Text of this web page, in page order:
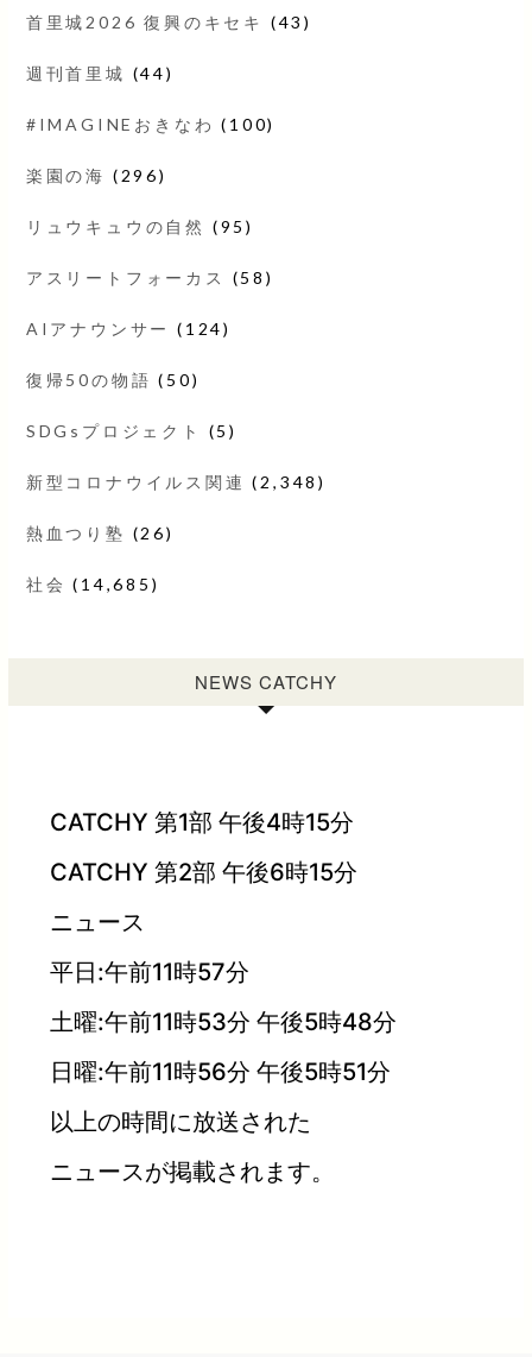
首里城2026 復興のキセキ (43)
週刊首里城 (44)
#IMAGINEおきなわ (100)
楽園の海 (296)
リュウキュウの自然 (95)
アスリートフォーカス (58)
AIアナウンサー (124)
復帰50の物語 (50)
SDGsプロジェクト (5)
新型コロナウイルス関連 (2,348)
熱血つり塾 (26)
社会 (14,685)
NEWS CATCHY
CATCHY 第1部 午後4時15分
CATCHY 第2部 午後6時15分
ニュース
平日:午前11時57分
土曜:午前11時53分 午後5時48分
日曜:午前11時56分 午後5時51分
以上の時間に放送された
ニュースが掲載されます。